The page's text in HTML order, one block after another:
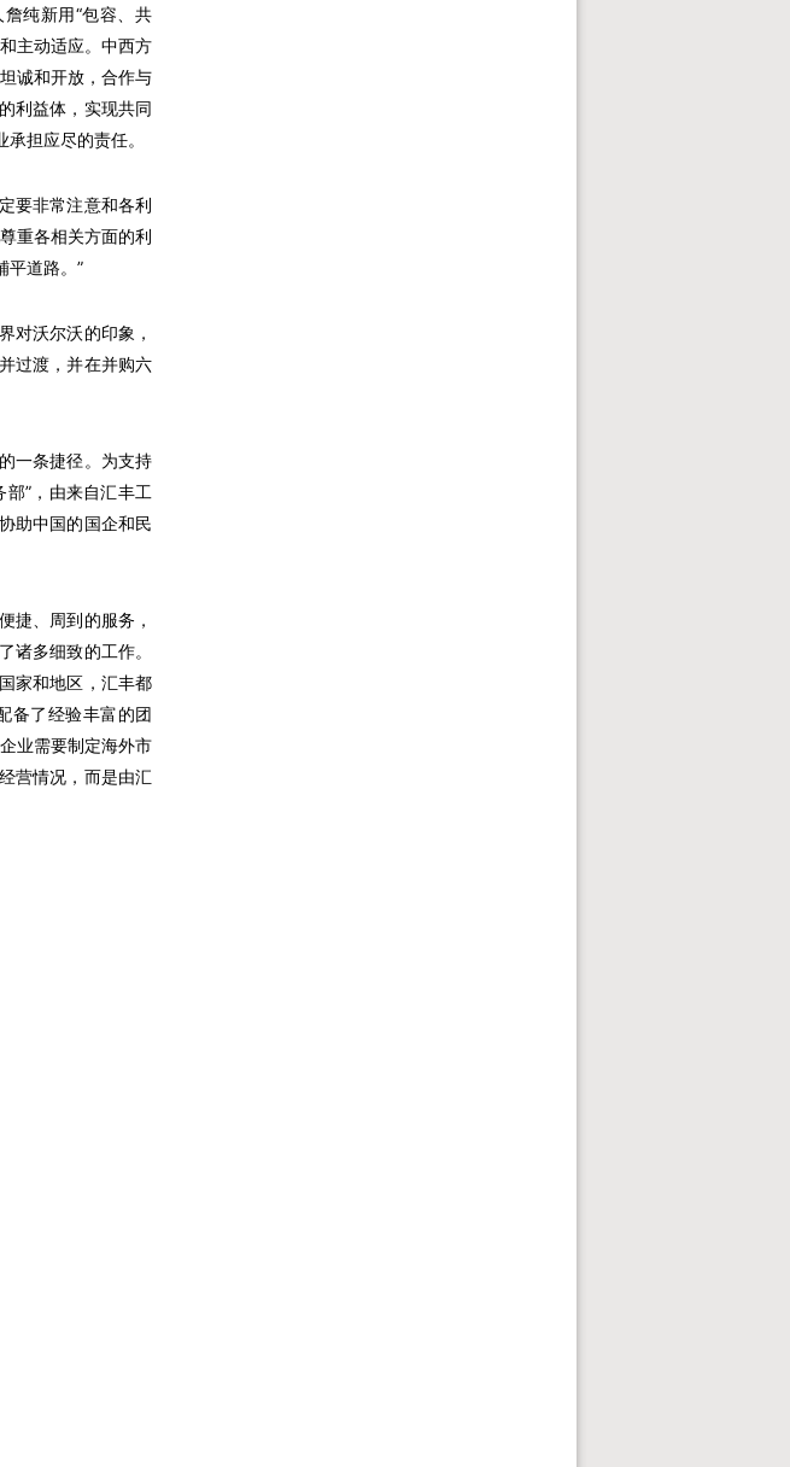
纯新用“包容、共
主动适应。中西方
诚和开放，合作与
利益体，实现共同
担应尽的责任。
要非常注意和各利
重各相关方面的利
平道路。”
沃尔沃的印象，
过渡，并在并购六
一条捷径。为支持
”，由来自汇丰工
助中国的国企和民
、周到的服务，
诸多细致的工作。
家和地区，汇丰都
备了经验丰富的团
业需要制定海外市
营情况，而是由汇